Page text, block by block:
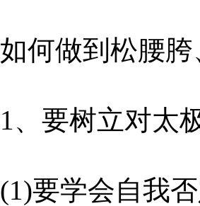
如何做到松腰
1、要树立对太
(1)要学会自我